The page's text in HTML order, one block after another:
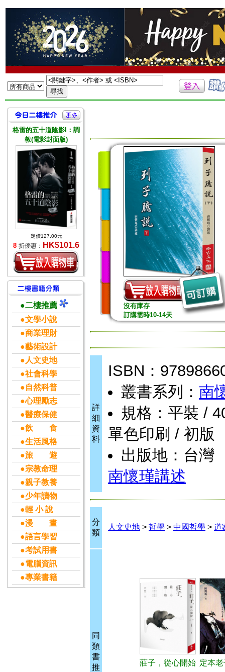
格雷的五十道陰影I：調
教(電影封面版)
定價127.00元
8 折優惠： HK$101.6
●二樓推薦
●文學小說
●商業理財
●藝術設計
●人文史地
●社會科學
●自然科普
●心理勵志
●醫療保健
●飲 食
●生活風格
●旅 遊
●宗教命理
●親子教養
●少年讀物
●輕 小 說
●漫 畫
●語言學習
●考試用書
●電腦資訊
●專業書籍
沒有庫存
訂購需時10-14天
詳
細
資
料
ISBN：
叢書系列： 南
規格：平裝 /
單色印刷 / 初版
出版地：台灣
南懷瑾講述
分
類
人文史地 > 哲學 > 中國哲學 > 道
同
類
書
推
莊子，從心開始 定本